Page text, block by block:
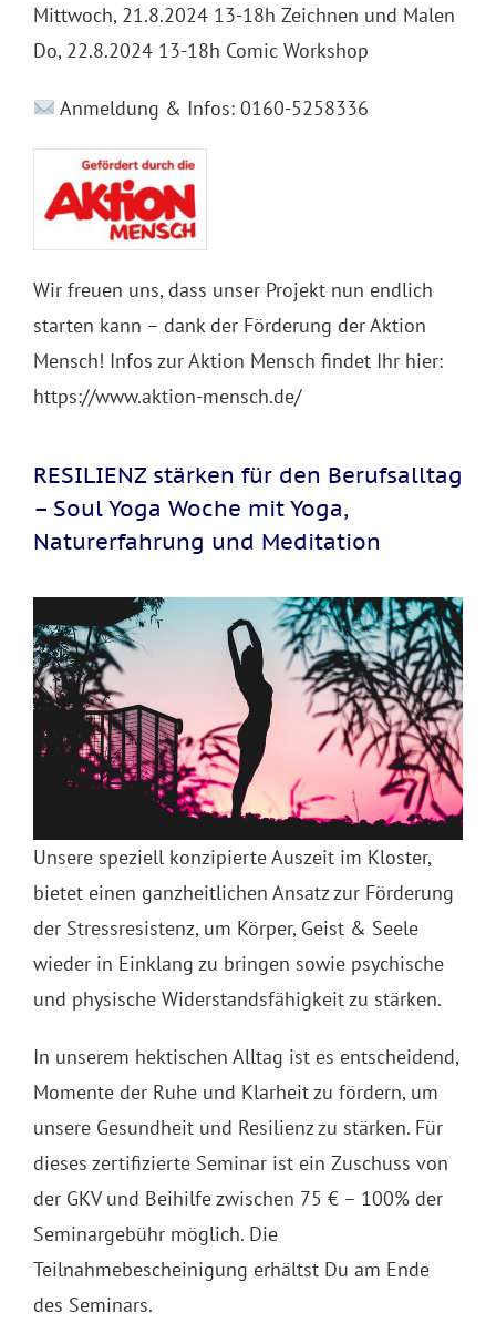
Mittwoch, 21.8.2024 13-18h Zeichnen und Malen
Do, 22.8.2024 13-18h Comic Workshop
Anmeldung & Infos: 0160-5258336
Wir freuen uns, dass unser Projekt nun endlich
starten kann – dank der Förderung der Aktion
Mensch! Infos zur Aktion Mensch findet Ihr hier:
https://www.aktion-mensch.de/
RESILIENZ stärken für den Berufsalltag
– Soul Yoga Woche mit Yoga,
Naturerfahrung und Meditation
Unsere speziell konzipierte Auszeit im Kloster,
bietet einen ganzheitlichen Ansatz zur Förderung
der Stressresistenz, um Körper, Geist & Seele
wieder in Einklang zu bringen sowie psychische
und physische Widerstandsfähigkeit zu stärken.
In unserem hektischen Alltag ist es entscheidend,
Momente der Ruhe und Klarheit zu fördern, um
unsere Gesundheit und Resilienz zu stärken. Für
dieses zertifizierte Seminar ist ein Zuschuss von
der GKV und Beihilfe zwischen 75 € – 100% der
Seminargebühr möglich. Die
Teilnahmebescheinigung erhältst Du am Ende
des Seminars.